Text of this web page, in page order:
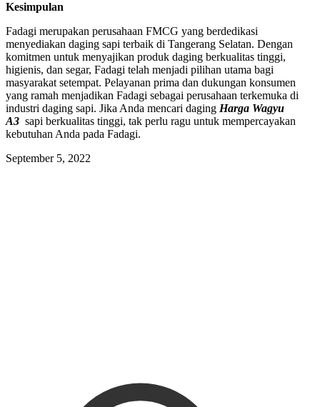
Kesimpulan
Fadagi merupakan perusahaan FMCG yang berdedikasi
menyediakan daging sapi terbaik di Tangerang Selatan. Dengan
komitmen untuk menyajikan produk daging berkualitas tinggi,
higienis, dan segar, Fadagi telah menjadi pilihan utama bagi
masyarakat setempat. Pelayanan prima dan dukungan konsumen
yang ramah menjadikan Fadagi sebagai perusahaan terkemuka di
industri daging sapi. Jika Anda mencari daging Harga Wagyu
A3 sapi berkualitas tinggi, tak perlu ragu untuk mempercayakan
kebutuhan Anda pada Fadagi.
September 5, 2022